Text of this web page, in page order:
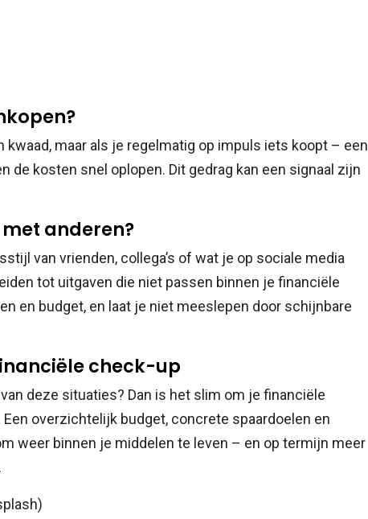
maar als je regelmatig op impuls iets koopt – een
de kosten snel oplopen. Dit gedrag kan een signaal zijn
anderen?
van vrienden, collega’s of wat je op sociale media
tot uitgaven die niet passen binnen je financiële
en budget, en laat je niet meeslepen door schijnbare
check-up
deze situaties? Dan is het slim om je financiële
overzichtelijk budget, concrete spaardoelen en
weer binnen je middelen te leven – en op termijn meer